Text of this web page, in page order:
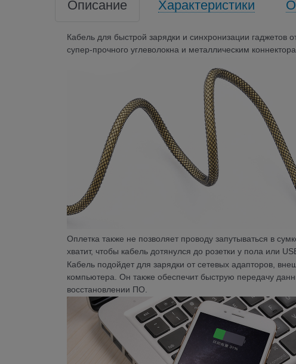
Описание Характеристики
Кабель для быстрой зарядки и синхронизации
супер-прочного углеволокна и металлическим
Оплетка также не позволяет проводу запутываться в
хватит, чтобы кабель дотянулся до розетки у пола или
Кабель подойдет для зарядки от сетевых адапторов,
компьютера. Он также обеспечит быструю передачу
восстановлении ПО.